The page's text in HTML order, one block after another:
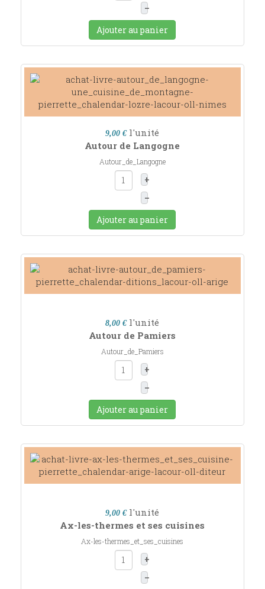
–
Ajouter au panier
9,00 € l'unité
Autour de Langogne
Autour_de_Langogne
+
–
Ajouter au panier
8,00 € l'unité
Autour de Pamiers
Autour_de_Pamiers
+
–
Ajouter au panier
9,00 € l'unité
Ax-les-thermes et ses cuisines
Ax-les-thermes_et_ses_cuisines
+
–